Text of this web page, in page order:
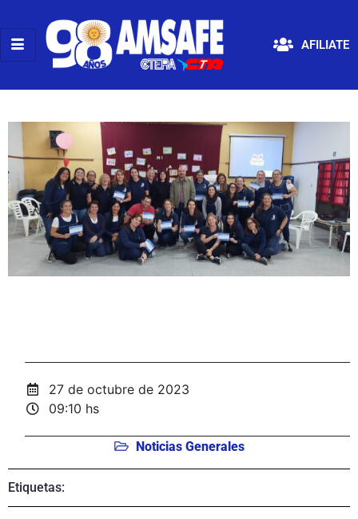
AFILIATE
27 de octubre de 2023
09:10 hs
Noticias Generales
Etiquetas: